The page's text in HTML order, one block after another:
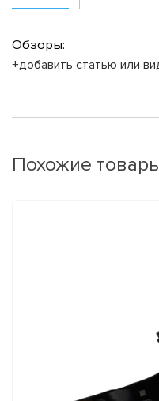
Обзоры:
+добавить статью или
Похожие